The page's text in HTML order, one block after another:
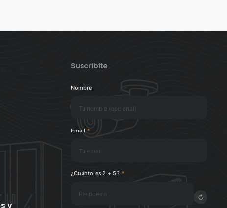
y
Suscribite
Nombre
Email *
¿Cuánto es 2 + 5? *
↻